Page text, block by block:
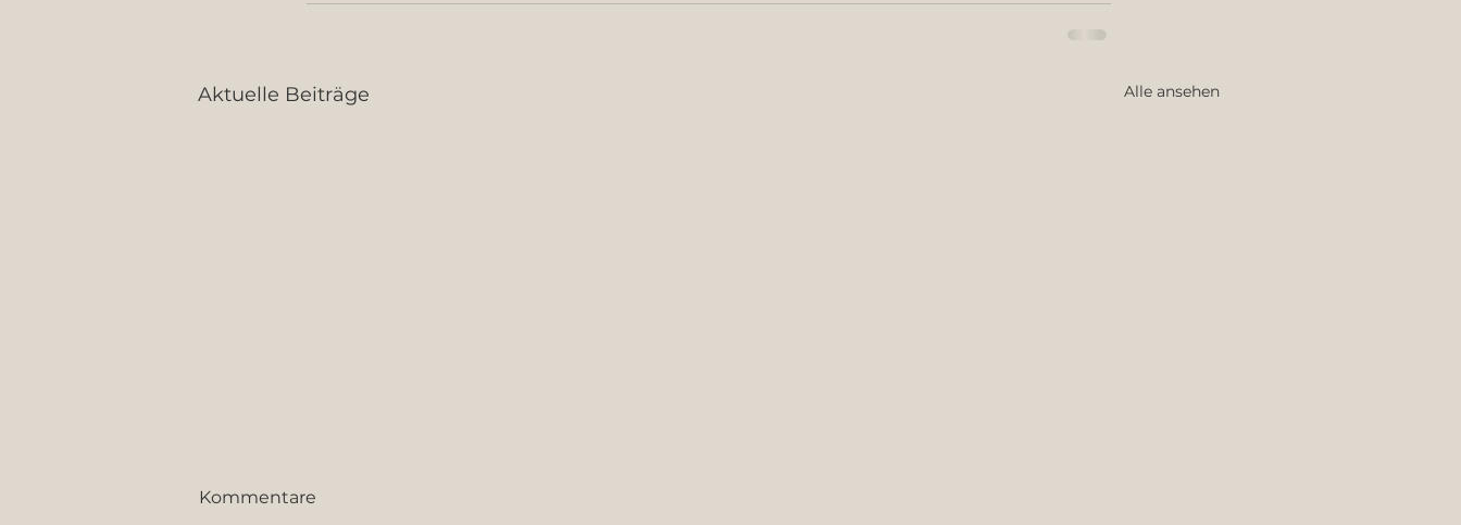
Aktuelle Beiträge Alle ansehen
Kommentare